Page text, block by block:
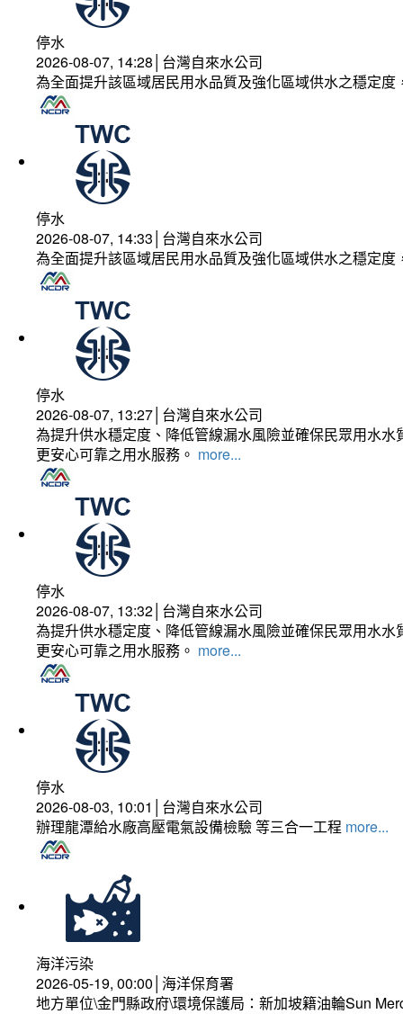
停水
2026-08-07, 14:28│台灣自來水公司
為全面提升該區域居民用水品質及強化區域供水之穩定
停水
2026-08-07, 14:33│台灣自來水公司
為全面提升該區域居民用水品質及強化區域供水之穩定
停水
2026-08-07, 13:27│台灣自來水公司
為提升供水穩定度、降低管線漏水風險並確保民眾用水
更安心可靠之用水服務。 more...
停水
2026-08-07, 13:32│台灣自來水公司
為提升供水穩定度、降低管線漏水風險並確保民眾用水
更安心可靠之用水服務。 more...
停水
2026-08-03, 10:01│台灣自來水公司
辦理龍潭給水廠高壓電氣設備檢驗 等三合一工程 more...
海洋污染
2026-05-19, 00:00│海洋保育署
地方單位\金門縣政府\環境保護局：新加坡籍油輪Sun